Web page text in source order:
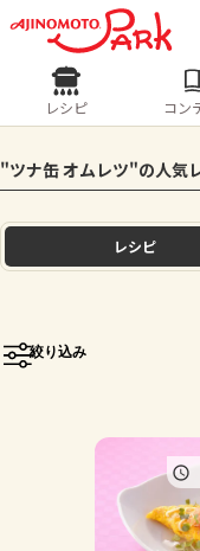
ログ
ログイ
ホーム
トーク
よくあ
レシピ
人気の食材・レ
きゅうり
レシピ コン
"ツナ缶 オムレツ"の人気
レシピ
絞り込み